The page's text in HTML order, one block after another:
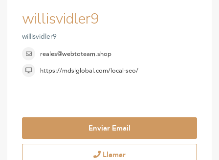
willisvidler9
willisvidler9
reales@webtoteam.shop
https://mdsiglobal.com/local-seo/
Enviar Email
Llamar